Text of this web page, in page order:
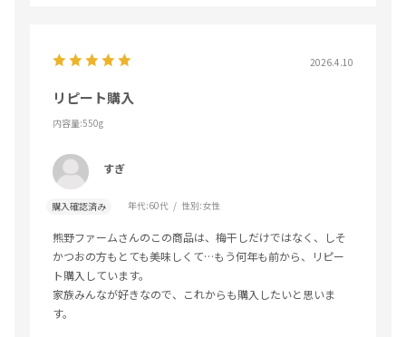
2026.4.10
リピート購入
内容量:550g
すぎ
購入確認済み 年代:60代 性別:女性
熊野ファームさんのこの商品は、梅干しだけではなく、しそ
かつおの方もとても美味しくて…もう何年も前から、リピー
ト購入しています。
家族みんなが好きなので、これからも購入したいと思いま
す。